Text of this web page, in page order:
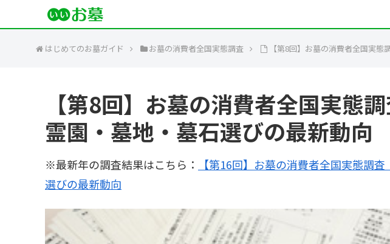
はじめてのお墓ガイド お墓の消費者全国実態調査 【第8回】お墓の消費者全国実
【第8回】お墓の消費者全国実態調
霊園・墓地・墓石選びの最新動向
※最新年の調査結果はこちら：
【第16回】お墓の消費者全国実態調
選びの最新動向